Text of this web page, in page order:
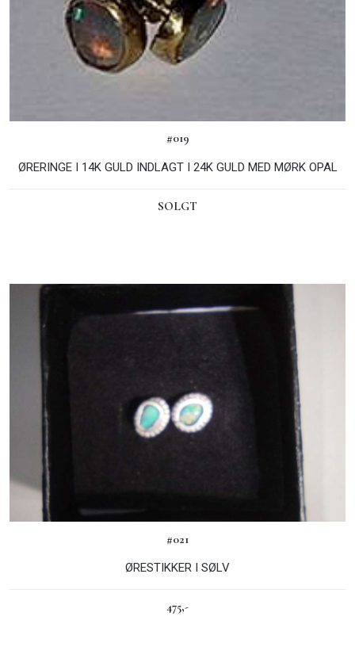
#019
ØRERINGE I 14K GULD INDLAGT I 24K GULD MED MØRK OPAL
SOLGT
#021
ØRESTIKKER I SØLV
475,-